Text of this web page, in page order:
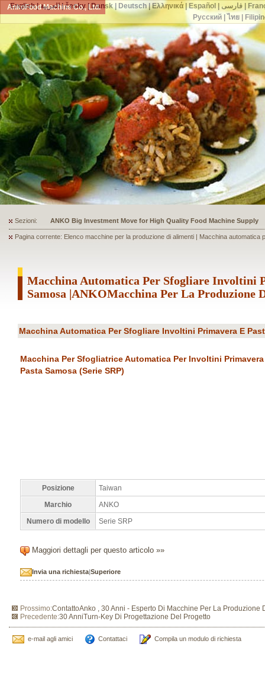
AnkoFood Machine Co., Ltd.
Sezioni: ANKO's Food Processing Equipment Assists a Shoe Seller to Start
Pagina corrente: Elenco macchine per la produzione di alimenti | Macchina
Macchina Automatica Per Sfogliare Involtini
Samosa |ANKOMacchina Per La Produzione
Macchina Automatica Per Sfogliare Involtini Primavera E
Macchina Per Sfogliatrice Automatica Per Involtini Primavera
Pasta Samosa (serie SRP)
Posizione
Taiwan
Marchio
ANKO
Numero di modello
Serie SRP
Maggiori dettagli per questo articolo »»
Invia una richiesta|Superiore
Prossimo:ContattoAnko , 30 Anni - Esperto Di Macchine Per La Produzione
Precedente:30 AnniTurn-Key Di Progettazione Del Progetto
e-mail agli amici Contattaci Compila un modulo di richiesta
English|العربية|česky| Dansk| Deutsch|Ελληνικά|Español فارسی|
Русский| ไทย|